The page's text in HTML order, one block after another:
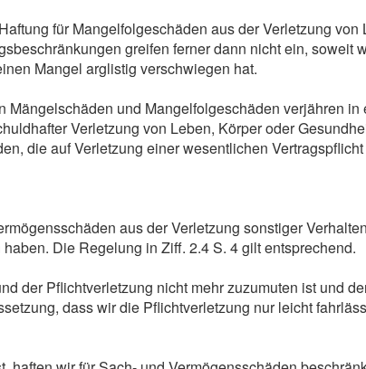
für Mangelfolgeschäden aus der Verletzung
greifen ferner dann nicht ein, soweit
Mangel arglistig verschwiegen hat.
und Mangelfolgeschäden verjähren
Verletzung von Leben, Körper oder
die auf Verletzung einer wesentlichen
aus der Verletzung sonstiger
Die Regelung in Ziff. 2.4 S. 4 gilt entsprechend.
der Pflichtverletzung nicht mehr zuzumuten ist und
dass wir die Pflichtverletzung nur leicht